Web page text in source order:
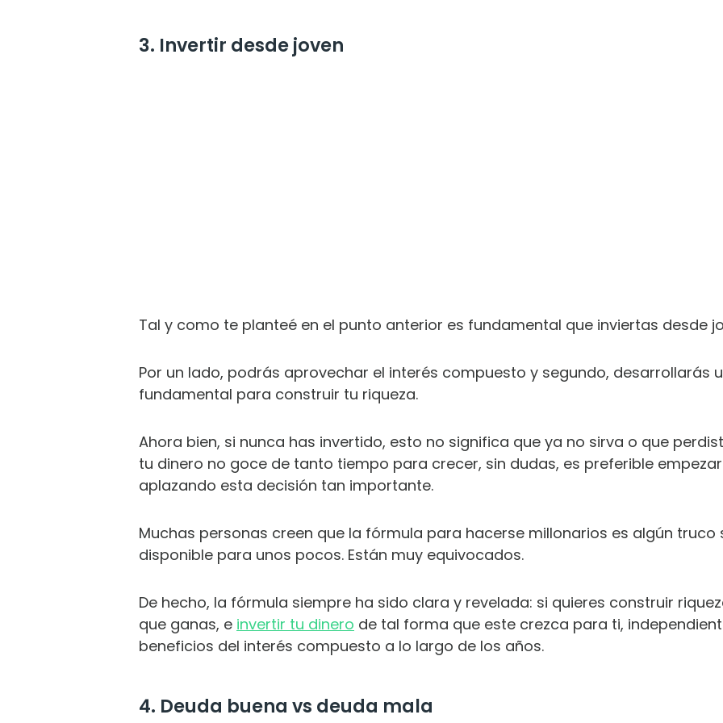
3. Invertir desde joven
Tal y como te planteé en el punto anterior es fundamental que inviertas desde
Por un lado, podrás aprovechar el interés compuesto y segundo, desarrollarás
fundamental para construir tu riqueza.
Ahora bien, si nunca has invertido, esto no significa que ya no sirva o que
tu dinero no goce de tanto tiempo para crecer, sin dudas, es preferible
aplazando esta decisión tan importante.
Muchas personas creen que la fórmula para hacerse millonarios es algún
disponible para unos pocos. Están muy equivocados.
De hecho, la fórmula siempre ha sido clara y revelada: si quieres construir
que ganas, e invertir tu dinero de tal forma que este crezca para ti,
beneficios del interés compuesto a lo largo de los años.
4. Deuda buena vs deuda mala